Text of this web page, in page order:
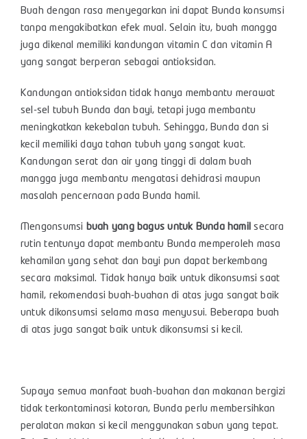
Buah dengan rasa menyegarkan ini dapat Bunda konsumsi
tanpa mengakibatkan efek mual. Selain itu, buah mangga
juga dikenal memiliki kandungan vitamin C dan vitamin A
yang sangat berperan sebagai antioksidan.
Kandungan antioksidan tidak hanya membantu merawat
sel-sel tubuh Bunda dan bayi, tetapi juga membantu
meningkatkan kekebalan tubuh. Sehingga, Bunda dan si
kecil memiliki daya tahan tubuh yang sangat kuat.
Kandungan serat dan air yang tinggi di dalam buah
mangga juga membantu mengatasi dehidrasi maupun
masalah pencernaan pada Bunda hamil.
Mengonsumsi buah yang bagus untuk Bunda hamilsecara
rutin tentunya dapat membantu Bunda memperoleh masa
kehamilan yang sehat dan bayi pun dapat berkembang
secara maksimal. Tidak hanya baik untuk dikonsumsi saat
hamil, rekomendasi buah-buahan di atas juga sangat baik
untuk dikonsumsi selama masa menyusui. Beberapa buah
di atas juga sangat baik untuk dikonsumsi si kecil.
Supaya semua manfaat buah-buahan dan makanan bergizi
tidak terkontaminasi kotoran, Bunda perlu membersihkan
peralatan makan si kecil menggunakan sabun yang tepat.